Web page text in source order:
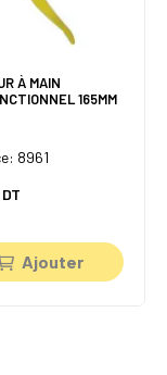
À MAIN
165MM
8961
DT
Ajouter